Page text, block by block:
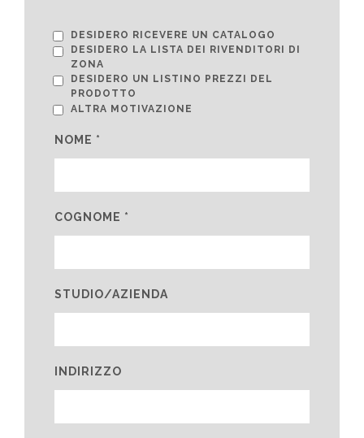
DESIDERO RICEVERE UN CATALOGO
DESIDERO LA LISTA DEI RIVENDITORI DI
ZONA
DESIDERO UN LISTINO PREZZI DEL
PRODOTTO
ALTRA MOTIVAZIONE
NOME *
COGNOME *
STUDIO/AZIENDA
INDIRIZZO